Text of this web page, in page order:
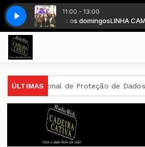
11:00 - 13:00
- Todos os domingosLINHA CAMPEIRA
Bloco2-09082026 Linha-Campeira-570-
Gaúcha e Gaita Campo e Violão.
ÚLTIMAS
de Proteção de Dados investiga